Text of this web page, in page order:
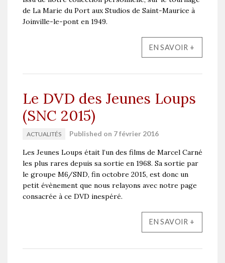
de La Marie du Port aux Studios de Saint-Maurice à
Joinville-le-pont en 1949.
EN SAVOIR +
Le DVD des Jeunes Loups
(SNC 2015)
ACTUALITÉS Published on 7 février 2016
Les Jeunes Loups était l’un des films de Marcel Carné
les plus rares depuis sa sortie en 1968. Sa sortie par
le groupe M6/SND, fin octobre 2015, est donc un
petit évènement que nous relayons avec notre page
consacrée à ce DVD inespéré.
EN SAVOIR +